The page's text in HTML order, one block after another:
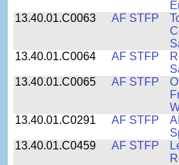
13.40.01.C0063
AF STFP
13.40.01.C0064
AF STFP
13.40.01.C0065
AF STFP
13.40.01.C0291
AF STFP
13.40.01.C0459
AF STFP